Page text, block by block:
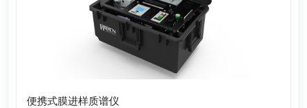
便携式膜进样质谱仪